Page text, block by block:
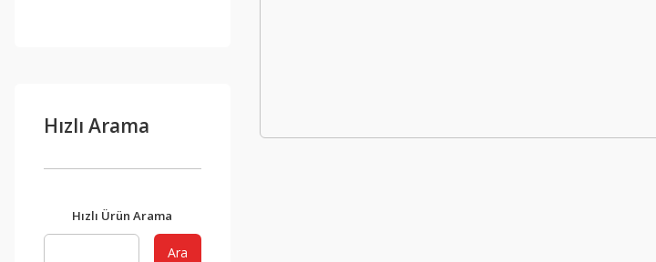
Hızlı Arama
Hızlı Ürün Arama
Ara